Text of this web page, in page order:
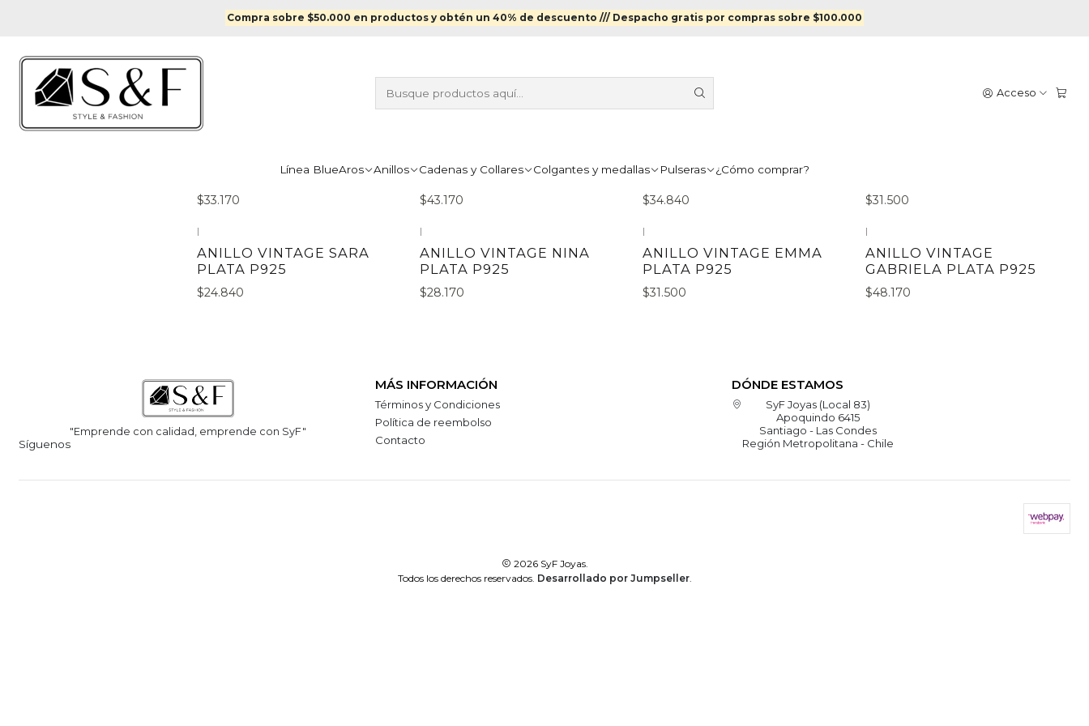
Acceso
Línea BlueAros Anillos Cadenas y Collares Colgantes y medallas Pulseras ¿Cómo comprar?
Compra sobre $50.000 en productos y obtén un 40% de descuento /// Despacho gratis por compras sobre $100.000
Inicio Plata P925
Plata P925
CAROLINA PLATA 925
$33.170
VERÓNICA PLATA 925
$43.170
PLATA 925
$34.840 $31.500
|
ANILLO VINTAGE SARA
PLATA P925
$24.840
|
ANILLO VINTAGE NINA
PLATA P925
$28.170
|
ANILLO VINTAGE EMMA
PLATA P925
$31.500
|
ANILLO VINTAGE
GABRIELA PLATA P925
$48.170
"Emprende con calidad, emprende con SyF"
Síguenos
MÁS INFORMACIÓN
Términos y Condiciones
Política de reembolso
Contacto
DÓNDE ESTAMOS
SyF Joyas (Local 83)
Apoquindo 6415
Santiago - Las Condes
Región Metropolitana - Chile
2026 SyF Joyas.
Todos los derechos reservados. Desarrollado por Jumpseller.